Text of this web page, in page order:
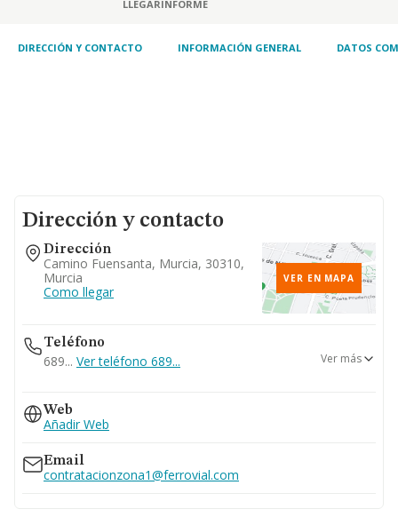
LLEGARINFORME
DIRECCIÓN Y CONTACTO INFORMACIÓN GENERAL DATOS
Dirección y contacto
Dirección
Camino Fuensanta, Murcia, 30310,
Murcia
Como llegar
VER EN MAPA
Teléfono
689... Ver teléfono 689...
913008500
Ver más
Web
Añadir Web
Email
contratacionzona1@ferrovial.com